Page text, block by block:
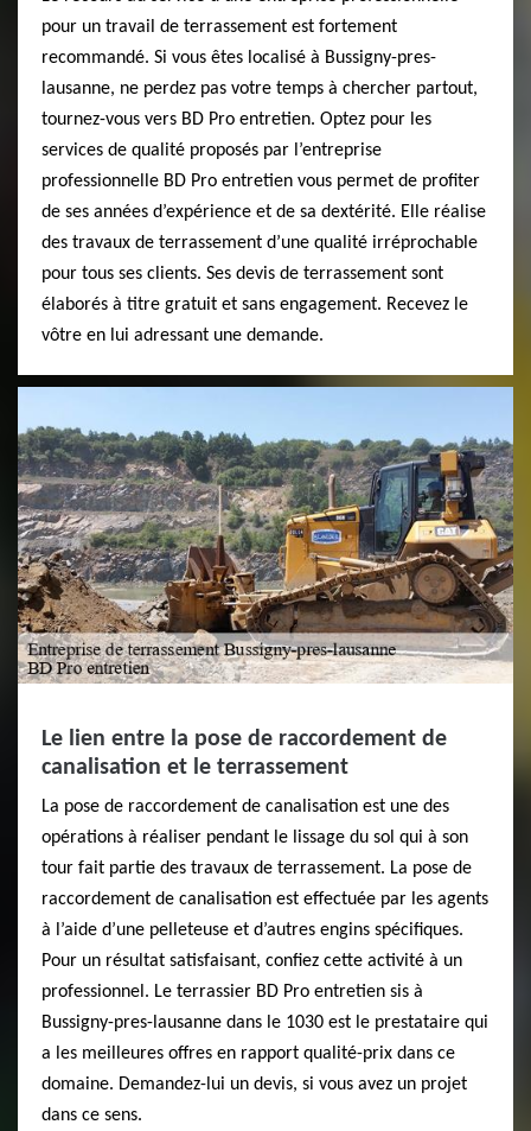
pour un travail de terrassement est fortement
recommandé. Si vous êtes localisé à Bussigny-pres-
lausanne, ne perdez pas votre temps à chercher partout,
tournez-vous vers BD Pro entretien. Optez pour les
services de qualité proposés par l’entreprise
professionnelle BD Pro entretien vous permet de profiter
de ses années d’expérience et de sa dextérité. Elle réalise
des travaux de terrassement d’une qualité irréprochable
pour tous ses clients. Ses devis de terrassement sont
élaborés à titre gratuit et sans engagement. Recevez le
vôtre en lui adressant une demande.
Le lien entre la pose de raccordement de
canalisation et le terrassement
La pose de raccordement de canalisation est une des
opérations à réaliser pendant le lissage du sol qui à son
tour fait partie des travaux de terrassement. La pose de
raccordement de canalisation est effectuée par les agents
à l’aide d’une pelleteuse et d’autres engins spécifiques.
Pour un résultat satisfaisant, confiez cette activité à un
professionnel. Le terrassier BD Pro entretien sis à
Bussigny-pres-lausanne dans le 1030 est le prestataire qui
a les meilleures offres en rapport qualité-prix dans ce
domaine. Demandez-lui un devis, si vous avez un projet
dans ce sens.